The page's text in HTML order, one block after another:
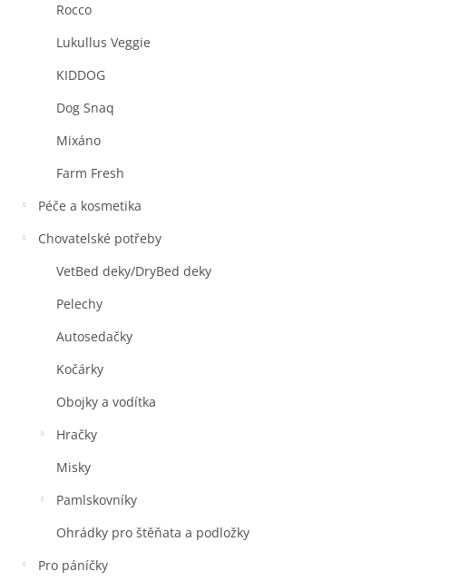
Rocco
Lukullus Veggie
KIDDOG
Dog Snaq
Mixáno
Farm Fresh
Péče a kosmetika
Chovatelské potřeby
VetBed deky/DryBed deky
Pelechy
Autosedačky
Kočárky
Obojky a vodítka
Hračky
Misky
Pamlskovníky
Ohrádky pro štěňata a podložky
Pro páníčky